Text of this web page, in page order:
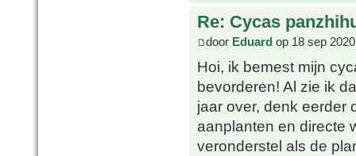
Re: Cycas
door Eduard op 18 sep
Hoi, ik bemest mijn
bevorderen! Al zie ik
jaar over, denk eerder
aanplanten en directe
veronderstel als de